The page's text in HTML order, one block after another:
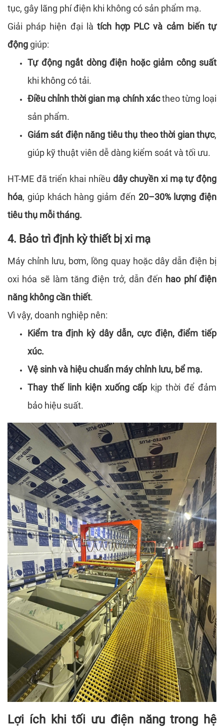
tục, gây lãng phí điện khi không có sản phẩm mạ.
Giải pháp hiện đại là tích hợp PLC và cảm biến tự
độnggiúp:
Tự động ngắt dòng điện hoặc giảm công suất
khi không có tải.
Điều chỉnh thời gian mạ chính xáctheo từng loại
sản phẩm.
Giám sát điện năng tiêu thụ theo thời gian thực,
giúp kỹ thuật viên dễ dàng kiểm soát và tối ưu.
HT-ME đã triển khai nhiều dây chuyền xi mạ tự động
hóa, giúp khách hàng giảm đến 20–30% lượng điện
tiêu thụ mỗi tháng.
4. Bảo trì định kỳ thiết bị xi mạ
Máy chỉnh lưu, bơm, lồng quay hoặc dây dẫn điện bị
oxi hóa sẽ làm tăng điện trở, dẫn đến hao phí điện
năng không cần thiết.
Vì vậy, doanh nghiệp nên:
Kiểm tra định kỳ dây dẫn, cực điện, điểm tiếp
xúc.
Vệ sinh và hiệu chuẩn máy chỉnh lưu, bể mạ.
Thay thế linh kiện xuống cấp kịp thời để đảm
bảo hiệu suất.
Lợi ích khi tối ưu điện năng trong hệ